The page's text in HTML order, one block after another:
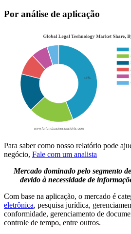
Por análise de aplicação
Para saber como nosso relatório pode
negócio, Fale com um analista
Mercado dominado pelo segmento
devido à necessidade de
Com base na aplicação, o mercado é
eletrônica, pesquisa jurídica,
conformidade, gerenciamento de
controle de tempo, entre outros.